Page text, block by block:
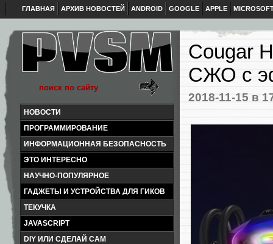
ГЛАВНАЯ АРХИВ НОВОСТЕЙ ANDROID GOOGLE APPLE
НОВОСТИ
ПРОГРАММИРОВАНИЕ
ИНФОРМАЦИОННАЯ БЕЗОПАСНОСТЬ
ЭТО ИНТЕРЕСНО
НАУЧНО-ПОПУЛЯРНОЕ
ГАДЖЕТЫ И УСТРОЙСТВА ДЛЯ ГИКОВ
ТЕКУЧКА
JAVASCRIPT
DIY ИЛИ СДЕЛАЙ САМ
Cougar
СЖО с
2018-11-15 в